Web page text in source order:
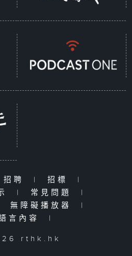
招聘 | 招標
|
| 常見問題
|
無障礙播放器
|
言內容
|
rthk.hk